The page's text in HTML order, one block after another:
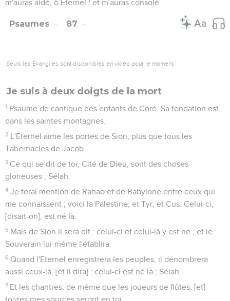
Où sont passées les promesses faites à
1 Maskil d'Héman Ezrahite, [qui est] un Cantique de Psaume,
[donné] au maître chantre d'entre les enfants de Coré, [pour
le chanter] sur Mahalath-lehannoth.
2 Eternel ! Dieu de ma délivrance, je crie jour et nuit devant
toi.
3 Que ma prière vienne en ta présence ; ouvre ton oreille à
mon cri.
4
Car mon âme a tout son saoul de maux, et ma vie est
venue jusqu'au sépulcre.
5 On m'a mis au rang de ceux qui descendent en la fosse ; je
suis devenu comme un homme qui n'a plus de vigueur ;
6 Placé parmi les morts, comme les blessés à mort couchés
au sépulcre, desquels il ne te souvient plus, et qui sont
retranchés par ta main.
7 Tu m'as mis en une fosse des plus basses, dans des lieux
ténébreux, dans des lieux profonds.